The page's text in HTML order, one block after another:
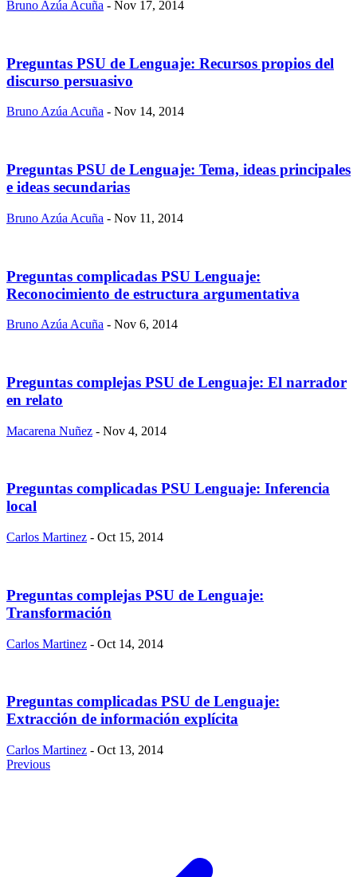
Bruno Azúa Acuña - Nov 17, 2014
Preguntas PSU de Lenguaje: Recursos propios del
discurso persuasivo
Bruno Azúa Acuña - Nov 14, 2014
Preguntas PSU de Lenguaje: Tema, ideas principales
e ideas secundarias
Bruno Azúa Acuña - Nov 11, 2014
Preguntas complicadas PSU Lenguaje:
Reconocimiento de estructura argumentativa
Bruno Azúa Acuña - Nov 6, 2014
Preguntas complejas PSU de Lenguaje: El narrador
en relato
Macarena Nuñez - Nov 4, 2014
Preguntas complicadas PSU Lenguaje: Inferencia
local
Carlos Martinez - Oct 15, 2014
​Preguntas complejas PSU de Lenguaje:
Transformación
Carlos Martinez - Oct 14, 2014
Preguntas complicadas PSU de Lenguaje:
Extracción de información explícita
Carlos Martinez - Oct 13, 2014
Previous